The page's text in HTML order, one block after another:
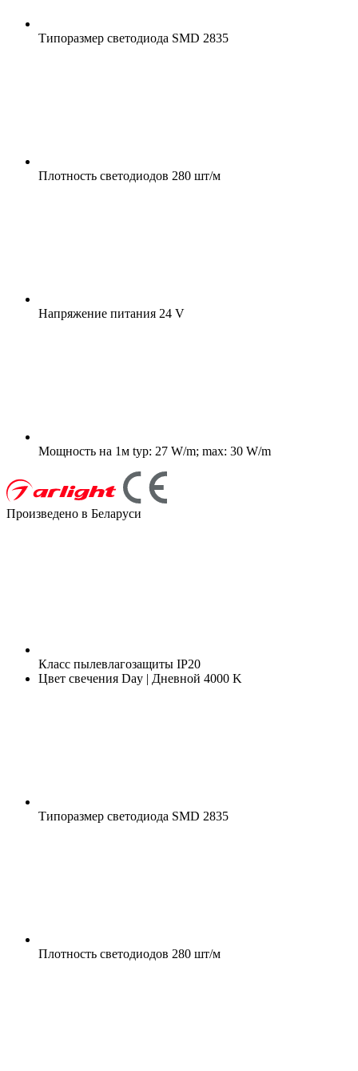
Типоразмер светодиода SMD 2835
Плотность светодиодов 280 шт/м
Напряжение питания 24 V
Мощность на 1м typ: 27 W/m; max: 30 W/m
Произведено в Беларуси
Класс пылевлагозащиты IP20
Цвет свечения Day | Дневной 4000 K
Типоразмер светодиода SMD 2835
Плотность светодиодов 280 шт/м